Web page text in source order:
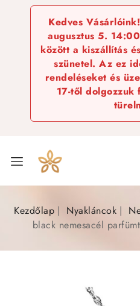
Kedves
augusztus 5.
között a kiszállítás
szünetel. Az ez
rendeléseket és
17-től dolgozzuk
Kezdőlap Nyakláncok
black nemesacél